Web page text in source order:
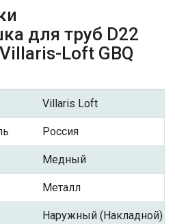
для труб D22
Loft GBQ
Villaris Loft
Россия
Медный
Металл
Наружный (Накладной)